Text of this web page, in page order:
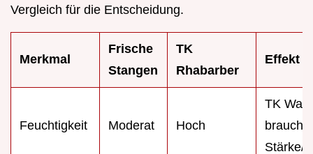
Vergleich für die Entscheidung.
Merkmal
Frische
Stangen
TK
Rhabarber
Effekt
Feuchtigkeit Moderat Hoch
TK Ware
braucht
Stärke/